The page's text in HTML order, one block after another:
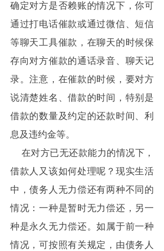
确定对方是否赖账的情况下，你可
通过打电话催款或通过微信、短信
等聊天工具催款，在聊天的时候保
存向对方催款的通话录音、聊天记
录。注意，在催款的时候，要对方
说清楚姓名、借款的时间，特别是
借款的数量及约定的还款时间、利
息及违约金等。
在对方已无还款能力的情况下，
借款人又该如何处理呢？现实生活
中，债务人无力偿还有两种不同的
情况：一种是暂时无力偿还，另一
种是永久无力偿还。如属于前一种
情况，可按照有关规定，由债务人